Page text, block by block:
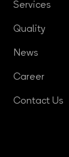
Services
Quality
News
Career
Contact Us